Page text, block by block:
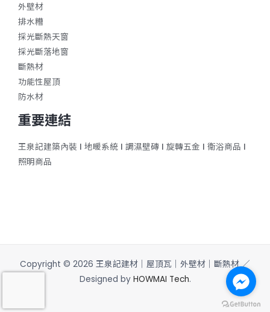
外壁材
排水糟
採光斷熱天窗
採光斷落地窗
斷熱材
功能性屋頂
防水材
重要連結
王泉記建築內裝 ǀ 地暖系統 ǀ 調濕壁磚 ǀ 旋轉五金 ǀ 衛浴商品 ǀ
照明商品
Copyright © 2026 王泉記建材｜屋頂瓦｜外壁材｜斷熱材 ／
Designed by HOWMAI Tech.